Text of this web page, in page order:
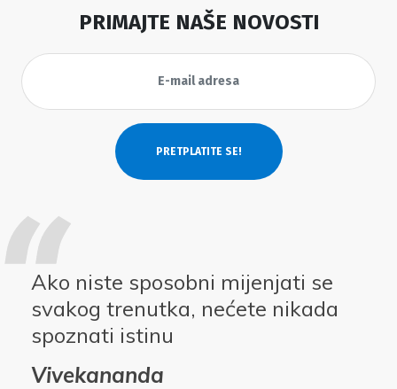
PRIMAJTE NAŠE NOVOSTI
Ako niste sposobni mijenjati se
svakog trenutka, nećete nikada
spoznati istinu
Vivekananda